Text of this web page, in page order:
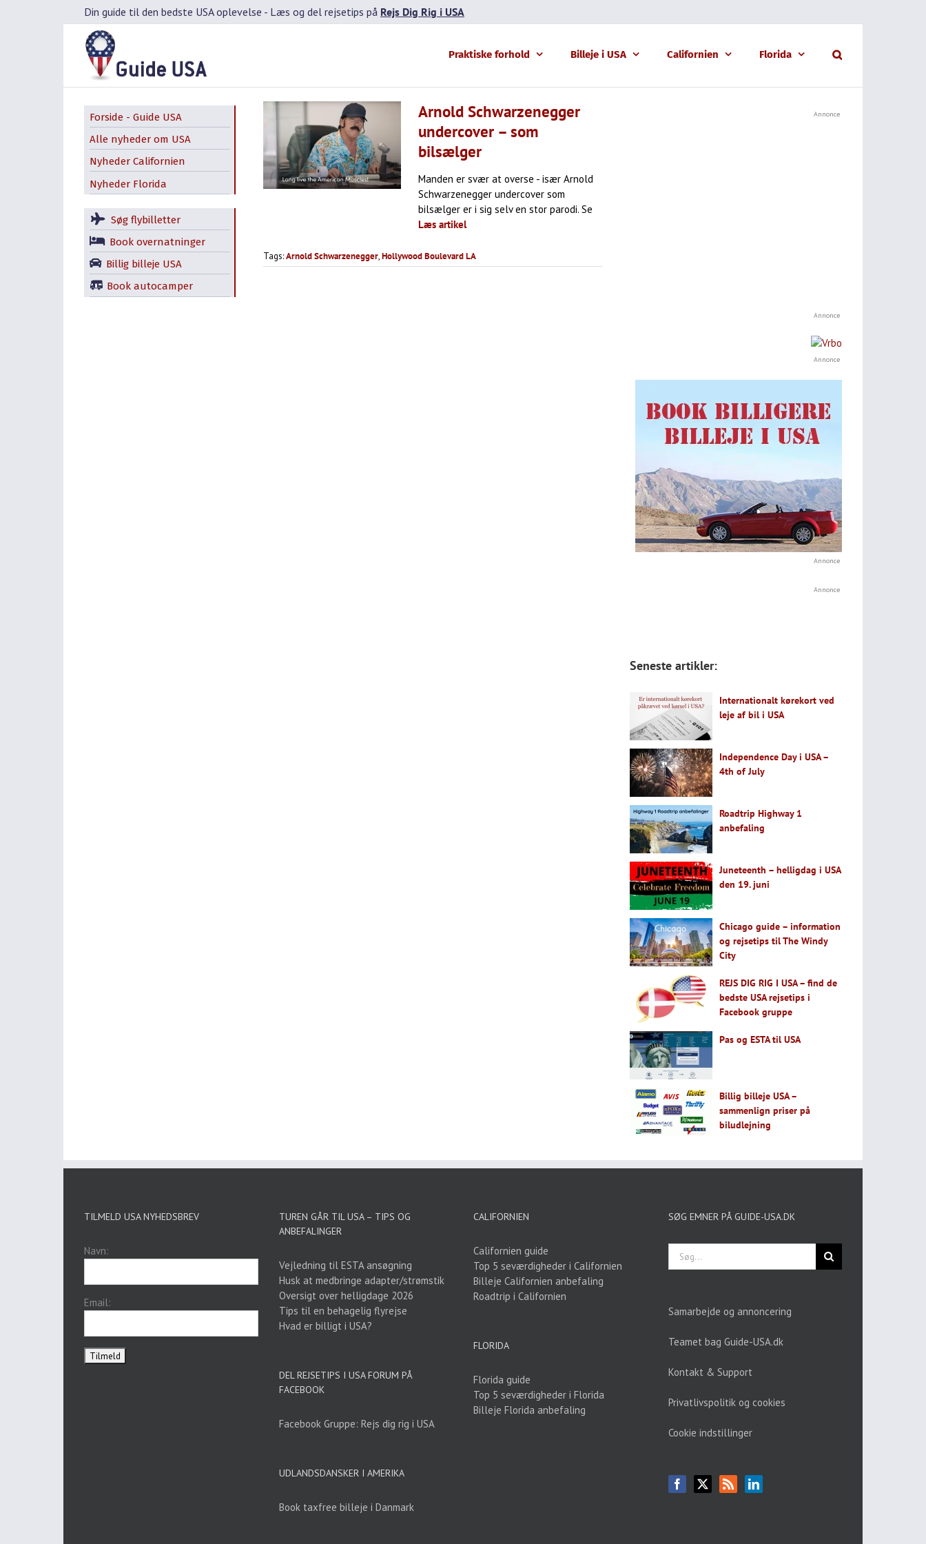
Din guide til den bedste USA oplevelse - Læs og del rejsetips på Rejs Dig Rig i USA
Praktiske forhold Billeje i USA Californien Florida
Arnold Schwarzenegger
undercover – som
bilsælger
Manden er svær at overse - især Arnold
Schwarzenegger undercover som
bilsælger er i sig selv en stor parodi. Se
Læs artikel
Tags:Arnold Schwarzenegger,Hollywood Boulevard LA
Forside - Guide USA
Alle nyheder om USA
Nyheder Californien
Nyheder Florida
Søg flybilletter
Book overnatninger
Billig billeje USA
Book autocamper
Annonce
Annonce
Annonce
Annonce
Annonce
Seneste artikler:
Internationalt kørekort ved
leje af bil i USA
Independence Day i USA –
4th of July
Roadtrip Highway 1
anbefaling
Juneteenth – helligdag i USA
den 19. juni
Chicago guide – information
og rejsetips til The Windy
City
REJS DIG RIG I USA – find de
bedste USA rejsetips i
Facebook gruppe
Pas og ESTA til USA
Billig billeje USA –
sammenlign priser på
biludlejning
TILMELD USA NYHEDSBREV
Navn:
Email:
TUREN GÅR TIL USA – TIPS OG
ANBEFALINGER
Vejledning til ESTA ansøgning
Husk at medbringe adapter/strømstik
Oversigt over helligdage 2026
Tips til en behagelig flyrejse
Hvad er billigt i USA?
DEL REJSETIPS I USA FORUM PÅ
FACEBOOK
Facebook Gruppe: Rejs dig rig i USA
UDLANDSDANSKER I AMERIKA
Book taxfree billeje i Danmark
CALIFORNIEN
Californien guide
Top 5 seværdigheder i Californien
Billeje Californien anbefaling
Roadtrip i Californien
FLORIDA
Florida guide
Top 5 seværdigheder i Florida
Billeje Florida anbefaling
SØG EMNER PÅ GUIDE-USA.DK
Søg
efter:
Samarbejde og annoncering
Teamet bag Guide-USA.dk
Kontakt & Support
Privatlivspolitik og cookies
Cookie indstillinger